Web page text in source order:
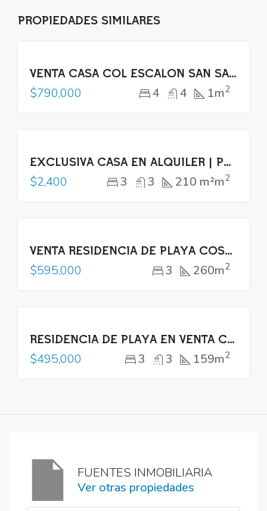
PROPIEDADES SIMILARES
VENTA CASA COL ESCALÓN SAN SALVADOR ZONA PLAZA BEETHOVEN
$790,000 4 4 1m2
EXCLUSIVA CASA EN ALQUILER | PUERTA DEL BÁLSAMO II, NUEVO CUSCATLÁN
$2,400 3 3 210 m²m2
VENTA RESIDENCIA DE PLAYA COSTA DEL SOL
$595,000 3 260m2
RESIDENCIA DE PLAYA EN VENTA COSTA DEL SOL
$495,000 3 3 159m2
FUENTES INMOBILIARIA
Ver otras propiedades